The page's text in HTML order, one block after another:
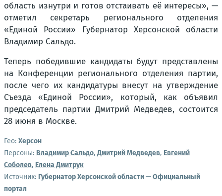
область изнутри и готов отстаивать её интересы», —
отметил секретарь регионального отделения
«Единой России» Губернатор Херсонской области
Владимир Сальдо.
Теперь победившие кандидаты будут представлены
на Конференции регионального отделения партии,
после чего их кандидатуры внесут на утверждение
Съезда «Единой России», который, как объявил
председатель партии Дмитрий Медведев, состоится
28 июня в Москве.
Гео: Херсон
Персоны: Владимир Сальдо,Дмитрий Медведев, Евгений
Соболев, Елена Дмитрук
Источник: Губернатор Херсонской области — Официальный
портал